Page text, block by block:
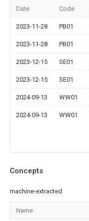
Date Code
2023-11-28 PB01
2023-11-28 PB01
2023-12-15 SE01
2023-12-15 SE01
2024-09-13 WW01
2024-09-13 WW01
Concepts
machine-extracted
Name